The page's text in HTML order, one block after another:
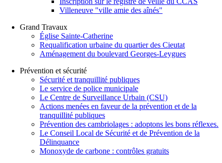
Villeneuve "ville amie des aînés"
Grand Travaux
Église Sainte-Catherine
Requalification urbaine du quartier des Cieutat
Aménagement du boulevard Georges-Leygues
Prévention et sécurité
Sécurité et tranquillité publiques
Le service de police municipale
Le Centre de Surveillance Urbain (CSU)
Actions menées en faveur de la prévention et de la
tranquillité publiques
Prévention des cambriolages : adoptons les bons réflexes.
Le Conseil Local de Sécurité et de Prévention de la
Délinquance
Monoxyde de carbone : contrôles gratuits